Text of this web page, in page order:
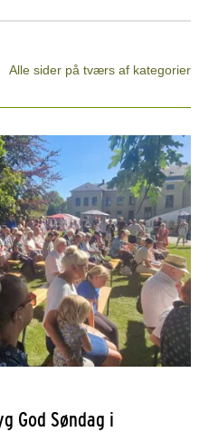
Alle sider på tværs af kategorier
God Søndag i